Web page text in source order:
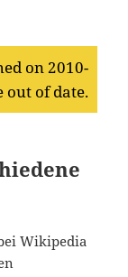
on 2010-
out of date.
Wikipedia